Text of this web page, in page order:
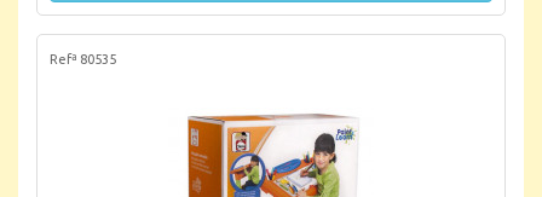
Refª 80535